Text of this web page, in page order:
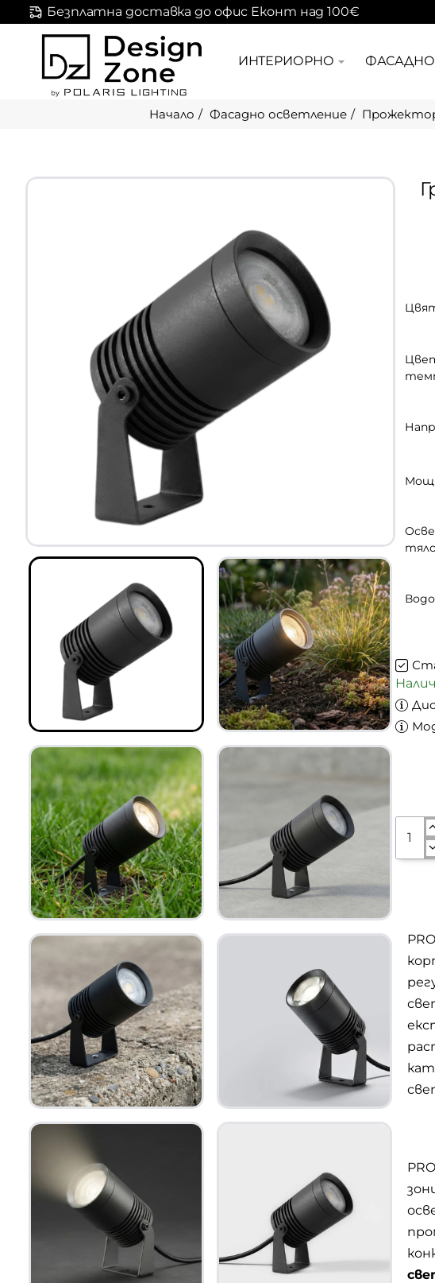
Безплатна доставка до офис Еконт над 100€
ИНТЕРИОРНО ФАСАДНО
Фасадно осветление
-33%